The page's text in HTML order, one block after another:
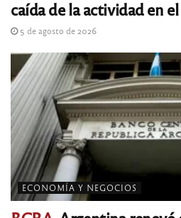
caída de la actividad en
5 de agosto de 2026
ECONOMÍA Y NEGOCIOS